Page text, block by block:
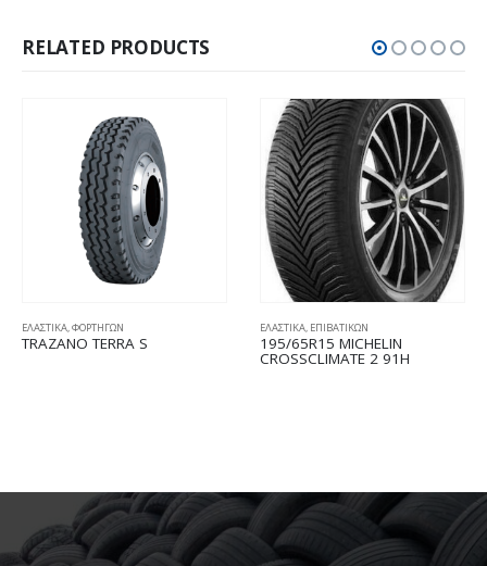
RELATED PRODUCTS
ΕΛΑΣΤΙΚΑ,ΕΠΙΒΑΤΙΚΩΝ
195/65R15 MICHELIN
ΕΛΑΣΤΙΚΑ, ΕΠΙΒΑΤΙΚΩΝ
185/65R14 BFGOODRICH
ADVANTAGE DT1 86T